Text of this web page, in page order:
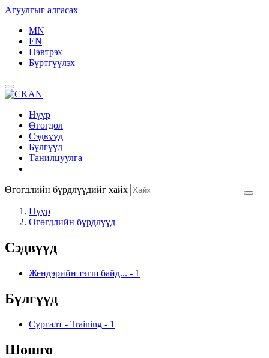
Агуулгыг алгасах
MN
EN
Нэвтрэх
Бүртгүүлэх
Нүүр
Өгөгдөл
Сэдвүүд
Бүлгүүд
Танилцуулга
Өгөгдлийн бүрдлүүдийг хайх
Нүүр
Өгөгдлийн бүрдлүүд
Сэдвүүд
Жендэрийн тэгш байд... - 1
Бүлгүүд
Сургалт - Training - 1
Шошго